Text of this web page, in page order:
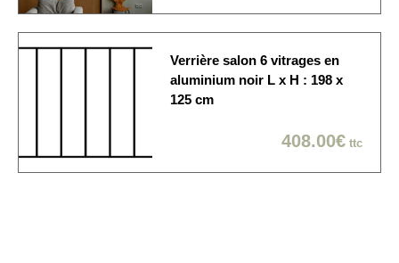
Verrière salon 6 vitrages en
aluminium noir L x H : 198 x
125 cm
408.00€ ttc